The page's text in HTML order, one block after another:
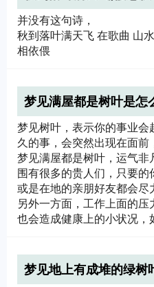
并没有这句诗，
秋到落叶满天飞 在歌曲 山
相依偎
梦见满屋都是树叶是怎
梦见树叶，表示你的事业
久的事，会突然出现在面前
梦见满屋都是树叶，运气
围有很多的贵人们，只要
或是在地的亲朋好友都会尽
另外一方面，工作上面的压
也会造成健康上的小状况，
梦见地上有成堆的绿树